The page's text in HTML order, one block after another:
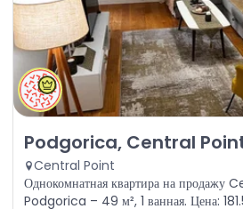
Продажа - Квартира Podgorica,
Podgorica, Central
Central Point
Однокомнатная квартира на продажу
Podgorica – 49 м², 1 ванная. Цена: